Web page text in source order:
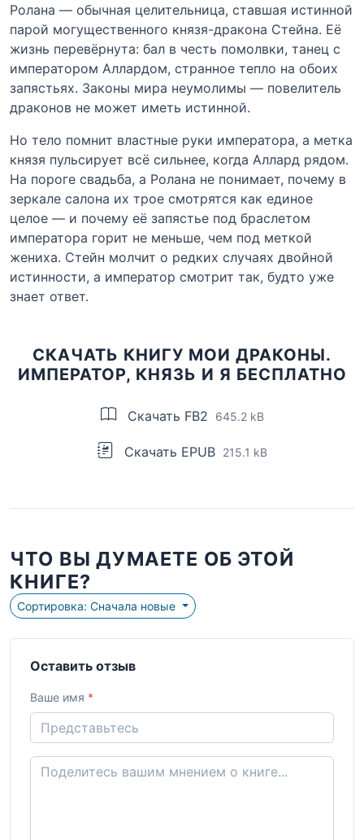
Ролана — обычная целительница, ставшая истинной
парой могущественного князя-дракона Стейна. Её
жизнь перевёрнута: бал в честь помолвки, танец с
императором Аллардом, странное тепло на обоих
запястьях. Законы мира неумолимы — повелитель
драконов не может иметь истинной.
Но тело помнит властные руки императора, а метка
князя пульсирует всё сильнее, когда Аллард рядом.
На пороге свадьба, а Ролана не понимает, почему в
зеркале салона их трое смотрятся как единое
целое — и почему её запястье под браслетом
императора горит не меньше, чем под меткой
жениха. Стейн молчит о редких случаях двойной
истинности, а император смотрит так, будто уже
знает ответ.
СКАЧАТЬ КНИГУ МОИ ДРАКОНЫ.
ИМПЕРАТОР, КНЯЗЬ И Я БЕСПЛАТНО
Скачать FB2 645.2 kB
Скачать EPUB 215.1 kB
ЧТО ВЫ ДУМАЕТЕ ОБ ЭТОЙ
КНИГЕ?
Сортировка: Сначала новые
Оставить отзыв
Ваше имя *